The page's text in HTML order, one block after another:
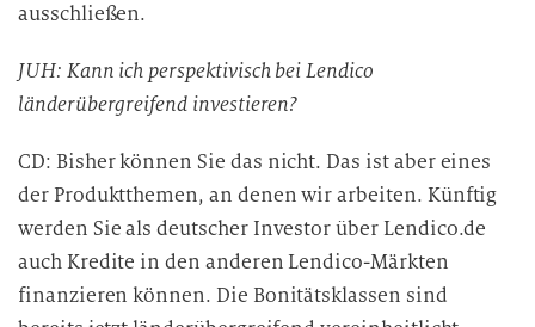
ausschließen.
JUH: Kann ich perspektivisch bei Lendico
länderübergreifend investieren?
CD: Bisher können Sie das nicht. Das ist aber eines
der Produktthemen, an denen wir arbeiten. Künftig
werden Sie als deutscher Investor über Lendico.de
auch Kredite in den anderen Lendico-Märkten
finanzieren können. Die Bonitätsklassen sind